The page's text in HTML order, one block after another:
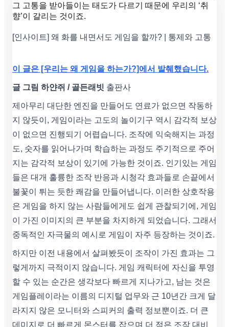
그 고통을 받아들이는 태도가 다르기 때문에 우리의 ‘취
향’이 갈리는 것이죠.
[인사이트] 왜 화를 내면서도 게임을 할까? | 통제와 고통
이 글은 [우리는 왜 게임을 하는가?]에서 발췌했습니다.
글 그림 하얀쥐 / 골든래빗 출판사
제아무리 대단한 엔진을 만들어도 연료가 없으면 작동하
지 않듯이, 게임이라는 고도의 놀이기구 역시 감각적 보상
이 없으면 진행되기 어렵습니다. 조작에 익숙해지는 과정
도, 숫자를 읽어나가며 학습하는 과정도 주기적으로 주어
지는 감각적 보상이 있기에 가능한 것이죠. 인기있는 게임
들은 대개 훌륭한 조작 반응과 시청각 효과들로 손끝에서
불꽃이 튀는 듯한 쾌감을 만들어냅니다. 이러한 상호작용
은 게임을 하지 않는 사람들에게도 쉽게 관찰되기에, 게임
이 가진 이미지의 큰 부분을 차지하게 되었습니다. 그래서
중독적인 자극물의 예시로 게임이 자주 등장하는 것이죠.
하지만 이전 내용에서 살펴봤듯이 조작이 가진 효과는 그
렇게까지 극적이지 않습니다. 게임 캐릭터에 자신을 투영
할 수 있는 순간은 생각보다 빠르게 지나가고, 남는 것은
게임플레이라는 이름의 디지털 업무와 근 10년간 크게 달
라지지 않은 모니터와 스피커의 출력 정보뿐이죠. 더 큰
데미지로 더 빠르게 몬스터를 잡으며 더 적은 조작 대비